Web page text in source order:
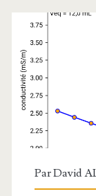
ParDavid